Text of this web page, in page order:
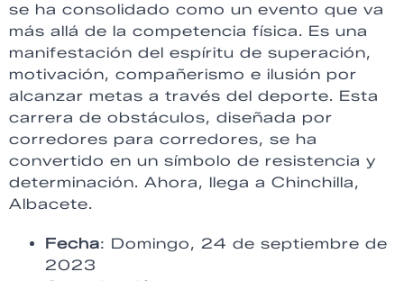
se ha consolidado como un evento que va
más allá de la competencia física. Es una
manifestación del espíritu de superación,
motivación, compañerismo e ilusión por
alcanzar metas a través del deporte. Esta
carrera de obstáculos, diseñada por
corredores para corredores, se ha
convertido en un símbolo de resistencia y
determinación. Ahora, llega a Chinchilla,
Albacete.
Fecha: Domingo, 24 de septiembre de
2023